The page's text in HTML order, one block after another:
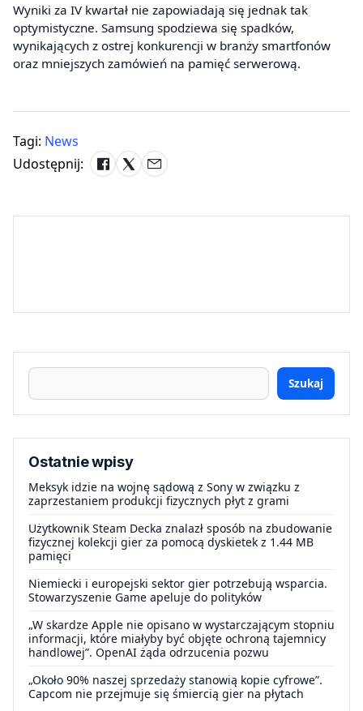
Wyniki za IV kwartał nie zapowiadają się jednak tak
optymistyczne. Samsung spodziewa się spadków,
wynikających z ostrej konkurencji w branży smartfonów
oraz mniejszych zamówień na pamięć serwerową.
Tagi: News
Udostępnij:
Szukaj
Ostatnie wpisy
Meksyk idzie na wojnę sądową z Sony w związku z
zaprzestaniem produkcji fizycznych płyt z grami
Użytkownik Steam Decka znalazł sposób na zbudowanie
fizycznej kolekcji gier za pomocą dyskietek z 1.44 MB
pamięci
Niemiecki i europejski sektor gier potrzebują wsparcia.
Stowarzyszenie Game apeluje do polityków
„W skardze Apple nie opisano w wystarczającym stopniu
informacji, które miałyby być objęte ochroną tajemnicy
handlowej”. OpenAI żąda odrzucenia pozwu
„Około 90% naszej sprzedaży stanowią kopie cyfrowe”.
Capcom nie przejmuje się śmiercią gier na płytach